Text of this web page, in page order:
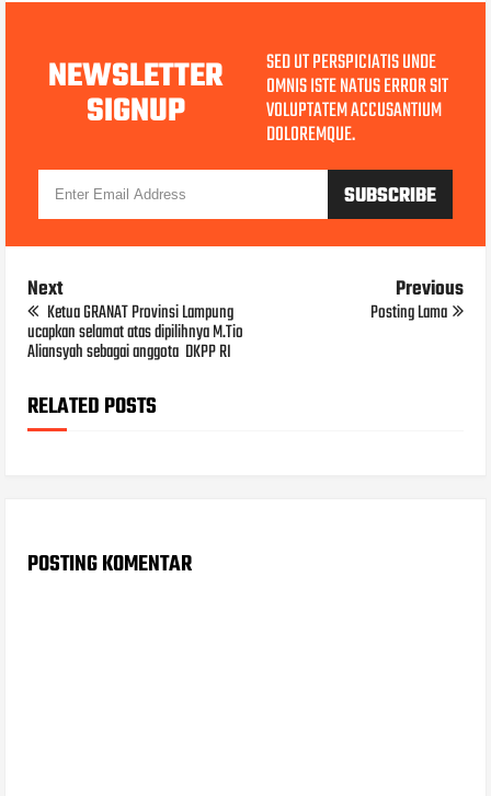
NEWSLETTER
SIGNUP
SED UT PERSPICIATIS UNDE
OMNIS ISTE NATUS ERROR SIT
VOLUPTATEM ACCUSANTIUM
DOLOREMQUE.
Next
Ketua GRANAT Provinsi Lampung
ucapkan selamat atas dipilihnya M.Tio
Aliansyah sebagai anggota DKPP RI
Previous
Posting Lama
RELATED POSTS
POSTING KOMENTAR